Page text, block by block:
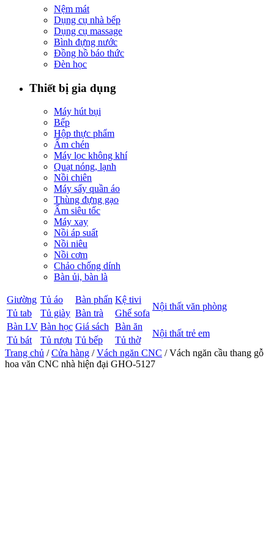
Nệm mát
Dụng cụ nhà bếp
Dụng cụ massage
Bình đựng nước
Đồng hồ báo thức
Đèn học
Thiết bị gia dụng
Máy hút bụi
Bếp
Hộp thực phẩm
Ấm chén
Máy lọc không khí
Quạt nóng, lạnh
Nồi chiên
Máy sấy quần áo
Thùng đựng gạo
Ấm siêu tốc
Máy xay
Nồi áp suất
Nồi niêu
Nồi cơm
Chảo chống dính
Bàn ủi, bàn là
Giường Tủ áo Bàn phấn Kệ tivi
Nội thất văn phòng
Tủ tab Tủ giày Bàn trà
Ghế sofa
Bàn LV Bàn học Giá sách Bàn ăn
Nội thất trẻ em
Tủ bát Tủ rượu Tủ bếp
Tủ thờ
Trang chủ /Cửa hàng /Vách ngăn CNC / Vách ngăn cầu thang gỗ
hoa văn CNC nhà hiện đại GHO-5127